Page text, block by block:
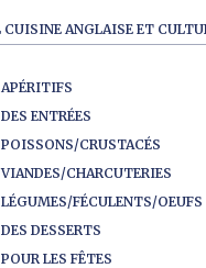
ANGLAISE ET
ENTRÉES
CRUSTACÉS
CHARCUTERIES
FÉCULENTS/OEUFS
DESSERTS
LES FÊTES